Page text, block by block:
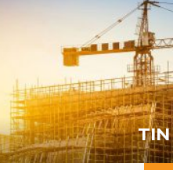
TIN